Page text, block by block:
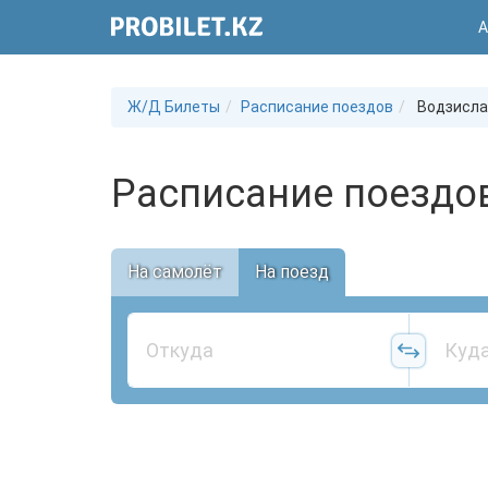
Ж/Д Билеты Расписание поездов
Расписание
На самолёт На поезд